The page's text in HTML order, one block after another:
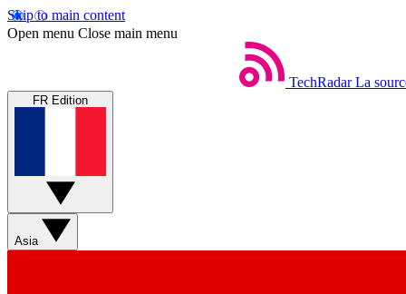
Skip to main content
Open menu Close main menu
TechRadar La
FR Edition
Asia